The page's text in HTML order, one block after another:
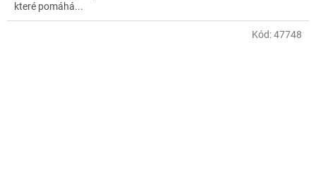
které pomáhá...
Kód:47748